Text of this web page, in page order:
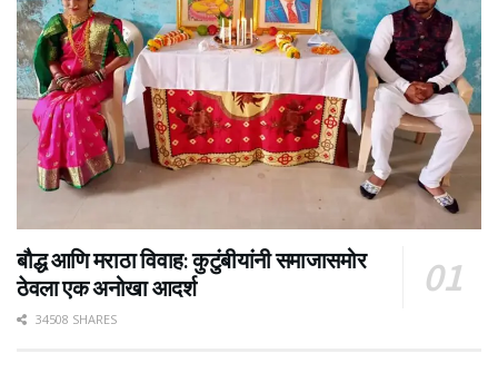
बौद्ध आणि मराठा विवाह: कुटुंबीयांनी समाजासमोर
ठेवला एक अनोखा आदर्श
34508 SHARES